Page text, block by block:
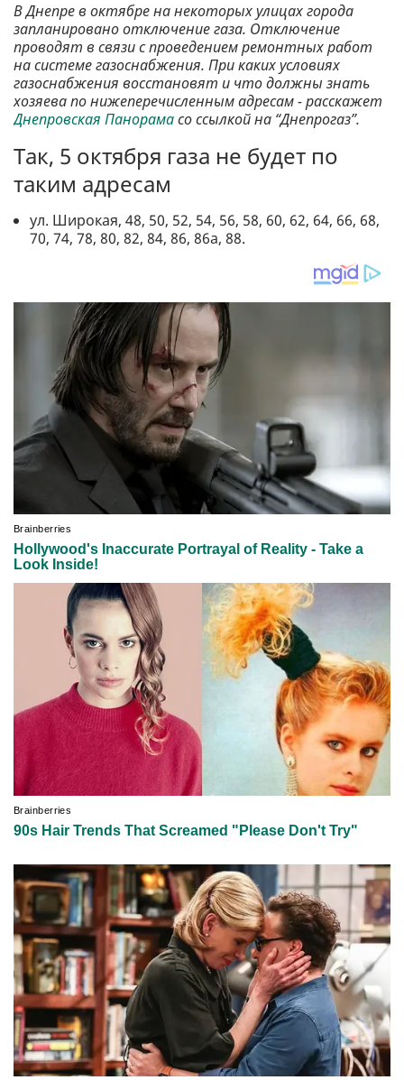
В Днепре в октябре на некоторых улицах города
запланировано отключение газа. Отключение
проводят в связи с проведением ремонтных работ
на системе газоснабжения. При каких условиях
газоснабжения восстановят и что должны знать
хозяева по нижеперечисленным адресам - расскажет
Днепровская Панорамасо ссылкой на “Днепрогаз”.
Так, 5 октября газа не будет по
таким адресам
ул. Широкая, 48, 50, 52, 54, 56, 58, 60, 62, 64, 66, 68,
70, 74, 78, 80, 82, 84, 86, 86а, 88.